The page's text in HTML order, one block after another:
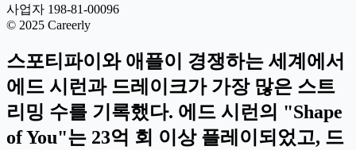
사업자 198-81-00096
© 2025 Careerly
스포티파이와 애플이 경쟁하는 세계에서
에드 시런과 드레이크가 가장 많은 스트
리밍 수를 기록했다. 에드 시런의 "Shape
of You"는 23억 회 이상 플레이되었고, 드